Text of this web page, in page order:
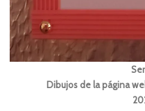
Dibujos de la página